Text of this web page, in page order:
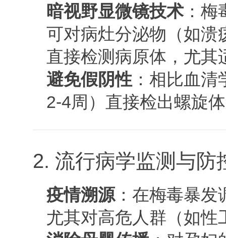
暗视野显微镜技术：梅
可对病灶分泌物（如溃
直接检测病原体，尤其
避免假阴性 ：相比血
2-4周）直接检出螺旋
2. 流行病学监测与防
疫情溯源：在梅毒暴发
尤其对高危人群（如